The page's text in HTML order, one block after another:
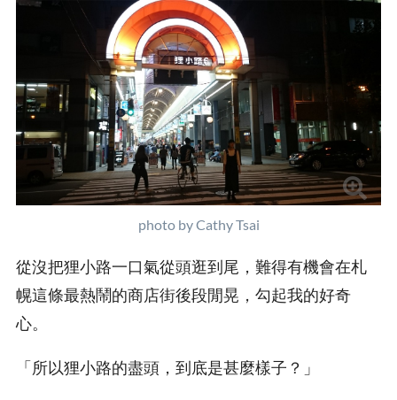
photo by Cathy Tsai
從沒把狸小路一口氣從頭逛到尾，難得有機會在札
幌這條最熱鬧的商店街後段閒晃，勾起我的好奇
心。
「所以狸小路的盡頭，到底是甚麼樣子？」